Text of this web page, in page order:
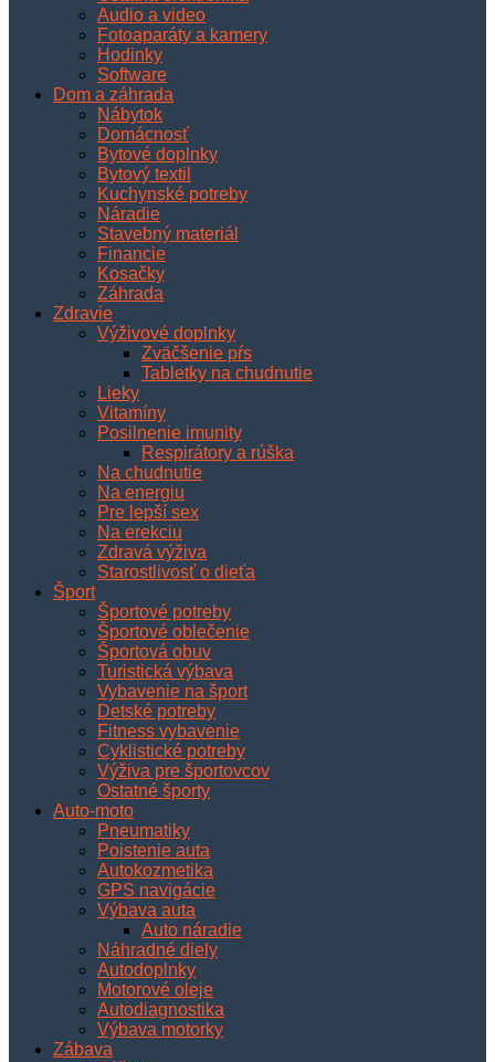
Audio a video
Fotoaparáty a kamery
Hodinky
Software
Dom a záhrada
Nábytok
Domácnosť
Bytové doplnky
Bytový textil
Kuchynské potreby
Náradie
Stavebný materiál
Financie
Kosačky
Záhrada
Zdravie
Výživové doplnky
Zväčšenie pŕs
Tabletky na chudnutie
Lieky
Vitamíny
Posilnenie imunity
Respirátory a rúška
Na chudnutie
Na energiu
Pre lepší sex
Na erekciu
Zdravá výživa
Starostlivosť o dieťa
Šport
Športové potreby
Športové oblečenie
Športová obuv
Turistická výbava
Vybavenie na šport
Detské potreby
Fitness vybavenie
Cyklistické potreby
Výživa pre športovcov
Ostatné športy
Auto-moto
Pneumatiky
Poistenie auta
Autokozmetika
GPS navigácie
Výbava auta
Auto náradie
Náhradné diely
Autodoplnky
Motorové oleje
Autodiagnostika
Výbava motorky
Zábava